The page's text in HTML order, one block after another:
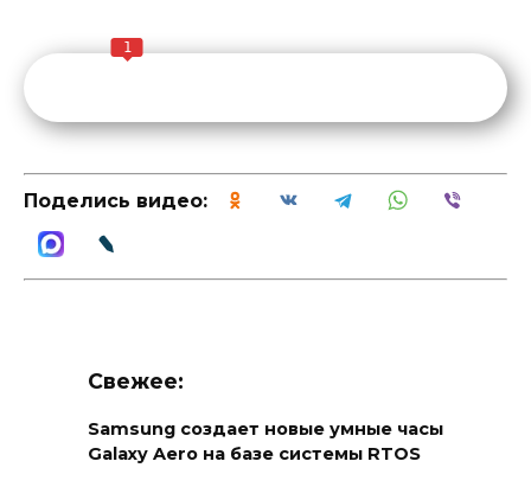
1
Поделись видео:
Свежее:
Samsung создает новые умные часы
Galaxy Aero на базе системы RTOS